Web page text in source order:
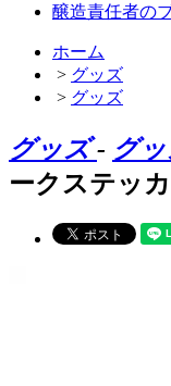
醸造責任者の
ホーム
> グッズ
> グッズ
グッズ- グ
ークステッ